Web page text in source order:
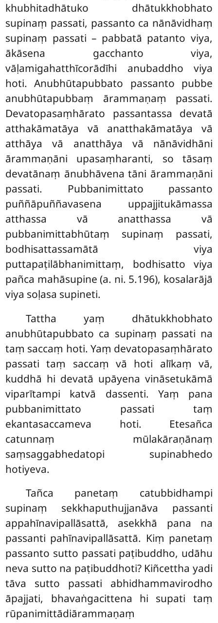
khubhitadhātuko dhātukkhobhato
supinaṃ passati, passanto ca nānāvidhaṃ
supinaṃ passati – pabbatā patanto viya,
ākāsena gacchanto viya,
vāḷamigahatthīcorādīhi anubaddho viya
hoti. Anubhūtapubbato passanto pubbe
anubhūtapubbaṃ ārammaṇaṃ passati.
Devatopasaṃhārato passantassa devatā
atthakāmatāya vā anatthakāmatāya vā
atthāya vā anatthāya vā nānāvidhāni
ārammaṇāni upasaṃharanti, so tāsaṃ
devatānaṃ ānubhāvena tāni ārammaṇāni
passati. Pubbanimittato passanto
puññāpuññavasena uppajjitukāmassa
atthassa vā anatthassa vā
pubbanimittabhūtaṃ supinaṃ passati,
bodhisattassamātā viya
puttapaṭilābhanimittaṃ, bodhisatto viya
pañca mahāsupine (a. ni. 5.196), kosalarājā
viya soḷasa supineti.
Tattha yaṃ dhātukkhobhato
anubhūtapubbato ca supinaṃ passati na
taṃ saccaṃ hoti. Yaṃ devatopasaṃhārato
passati taṃ saccaṃ vā hoti alīkaṃ vā,
kuddhā hi devatā upāyena vināsetukāmā
viparītampi katvā dassenti. Yaṃ pana
pubbanimittato passati taṃ
ekantasaccameva hoti. Etesañca
catunnaṃ mūlakāraṇānaṃ
saṃsaggabhedatopi supinabhedo
hotiyeva.
Tañca panetaṃ catubbidhampi
supinaṃ sekkhaputhujjanāva passanti
appahīnavipallāsattā, asekkhā pana na
passanti pahīnavipallāsattā. Kiṃ panetaṃ
passanto sutto passati paṭibuddho, udāhu
neva sutto na paṭibuddhoti? Kiñcettha yadi
tāva sutto passati abhidhammavirodho
āpajjati, bhavaṅgacittena hi supati taṃ
rūpanimittādiārammaṇaṃ